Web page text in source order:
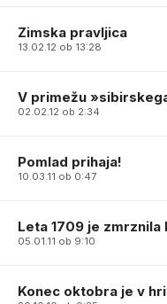
Zimska pravljica
13.02.12 ob 13:28
V primežu
02.02.12 ob 2:34
Pomlad prihaja!
10.03.11 ob 0:47
Leta 1709 je zmrznila
05.01.11 ob 9:10
Konec oktobra je v